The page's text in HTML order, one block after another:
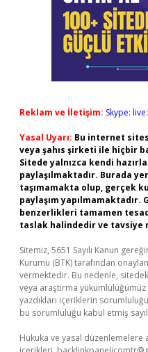
Reklam ve İletişim: Skype:
Yasal Uyarı: Bu internet
veya şahıs şirketi ile hiçbir
Sitede yalnızca kendi
paylaşılmaktadır. Burada
taşımamakta olup, gerçek
paylaşım
benzerlikleri tamamen
taslak halindedir ve tavsiye
Sitemiz, 5651 Sayılı Kanun
Kurumu (BTK) tarafından
vermektedir. Bu nedenle,
veya araştırma
yazdıkları içeriklerin
bu sorumluluğu kabul etmiş
Hukuka ve yasal düzenlemelere